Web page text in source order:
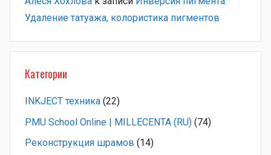
Удаление татуажа, колористика пигментов
Категории
INKJECT техника (22)
PMU School Online | MILLECENTA (RU) (74)
Pеконструкция шрамов (14)